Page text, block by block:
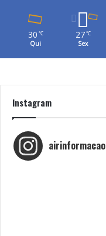
30 ℃
Qui
27 ℃
Sex
Instagram
airinformacao